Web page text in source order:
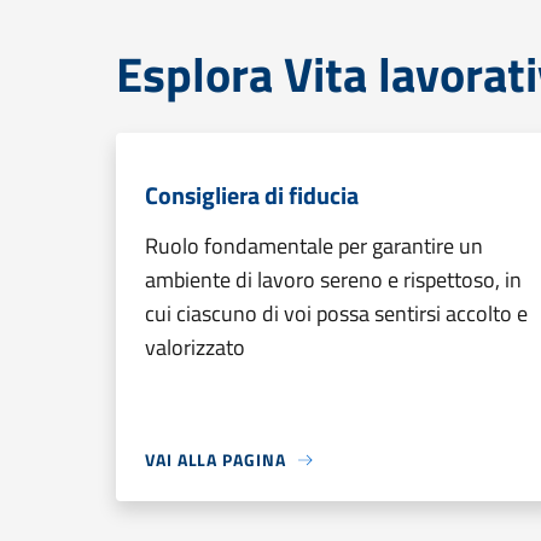
Esplora Vita
Consigliera di fiducia
Ruolo fondamentale per garantire un
ambiente di lavoro sereno e rispettoso, in
cui ciascuno di voi possa sentirsi accolto e
valorizzato
VAI ALLA PAGINA